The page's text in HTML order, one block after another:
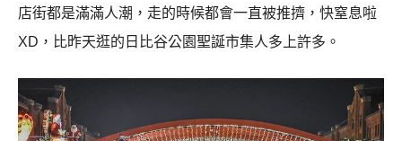
店街都是滿滿人潮，走的時候都會一直被推擠，快窒息啦
XD，比昨天逛的日比谷公園聖誕市集人多上許多。